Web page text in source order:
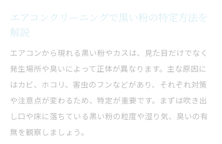
エアコンクリーニングで黒い粉の特定方法を
解説
エアコンから現れる黒い粉やカスは、見た目だけでなく
発生場所や臭いによって正体が異なります。主な原因に
はカビ、ホコリ、害虫のフンなどがあり、それぞれ対策
や注意点が変わるため、特定が重要です。まずは吹き出
し口や床に落ちている黒い粉の粒度や湿り気、臭いの有
無を観察しましょう。